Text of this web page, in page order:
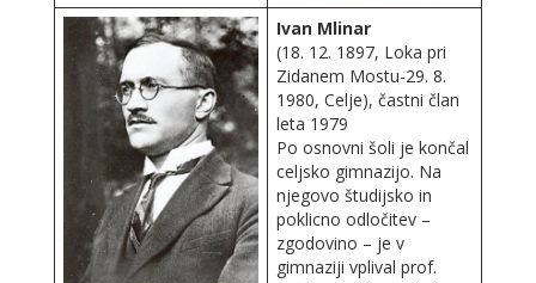
Ivan Mlinar
(18. 12. 1897, Loka pri
Zidanem Mostu-29. 8.
1980, Celje), častni član
leta 1979
Po osnovni šoli je končal
celjsko gimnazijo. Na
njegovo študijsko in
poklicno odločitev –
zgodovino – je v
gimnaziji vplival prof.